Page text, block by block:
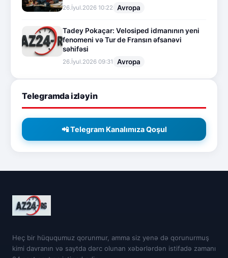
26.İyul.2026 10:22 Avropa
Tadey Pokaçar: Velosiped idmanının yeni
fenomeni və Tur de Fransın əfsanəvi
səhifəsi
26.İyul.2026 09:31 Avropa
Telegramda izləyin
📲 Telegram Kanalımıza Qoşul
Heç bir hüququmuz qorunmur, amma siz yenə də qorunurmuş
kimi davranın və saytda dərc olunan xəbərlərdən istifadə zamanı